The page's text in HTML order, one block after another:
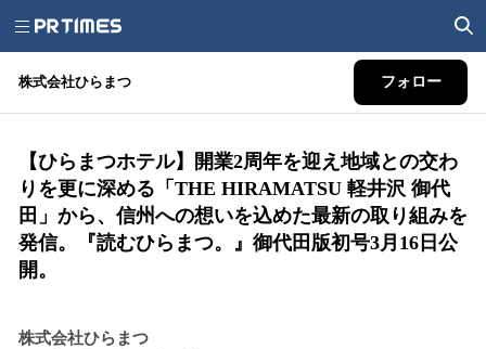
株式会社ひらまつ フォロー
【ひらまつホテル】開業2周年を迎え地域との交わ
りを更に深める「THE HIRAMATSU 軽井沢 御代
田」から、信州への想いを込めた最新の取り組みを
発信。『読むひらまつ。』御代田版初号3月16日公
開。
株式会社ひらまつ